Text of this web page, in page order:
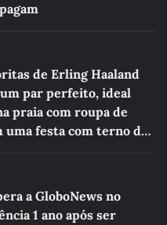
de Erling Haaland
par perfeito, ideal
praia com roupa de
uma festa com terno de
a GloboNews no
1 ano após ser